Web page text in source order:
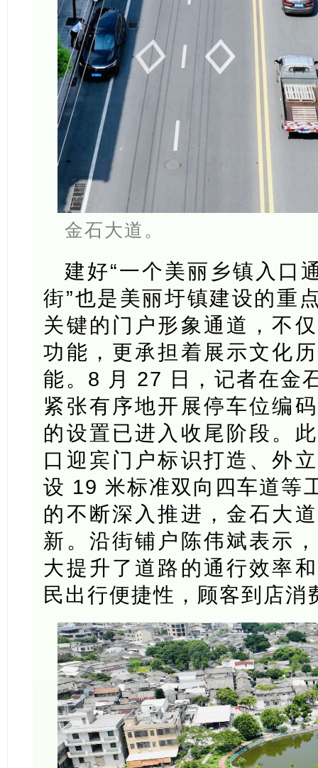
金石大道。
建好“一个美丽乡镇入口
街”也是美丽圩镇建设的重
关键的门户形象通道，不
功能，更承担着展示文化
能。8 月 27 日，记者在金
紧张有序地开展停车位编
的设置已进入收尾阶段。
口迎宾门户标识打造、外
设 19 米标准双向四车道等
的不断深入推进，金石大
新。沿街铺户陈伟斌表示
大提升了道路的通行效率
民出行便捷性，顾客到店消